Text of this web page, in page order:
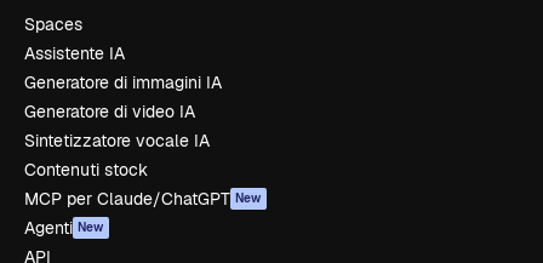
Spaces
Assistente IA
Generatore di immagini IA
Generatore di video IA
Sintetizzatore vocale IA
Contenuti stock
MCP per Claude/ChatGPT New
Agenti New
API